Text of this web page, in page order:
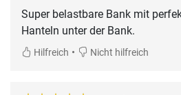
Super belastbare Bank mit
Hanteln unter der Bank.
Hilfreich • Nicht hilfreich